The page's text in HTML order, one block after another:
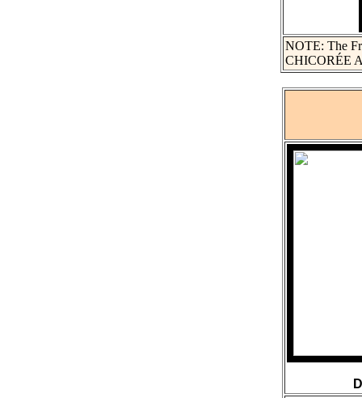
NOTE: The
CHICORÉE